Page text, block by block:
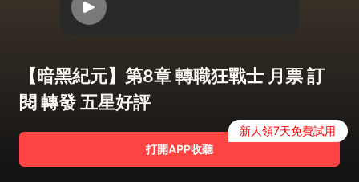
【暗黑紀元】第8章 轉職狂戰士 月票 訂
閱 轉發 五星好評
打開APP收聽
新人領7天免費試用